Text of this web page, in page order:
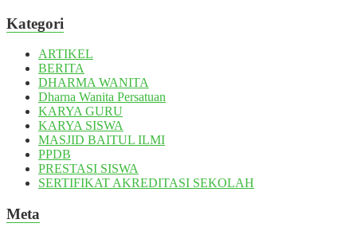
Kategori
ARTIKEL
BERITA
DHARMA WANITA
Dharna Wanita Persatuan
KARYA GURU
KARYA SISWA
MASJID BAITUL ILMI
PPDB
PRESTASI SISWA
SERTIFIKAT AKREDITASI SEKOLAH
Meta